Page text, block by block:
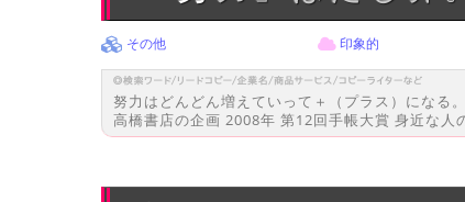
その他 印象的
努力はどんどん増えていって＋（プラス）になる
高橋書店の企画 2008年 第12回手帳大賞 身近な